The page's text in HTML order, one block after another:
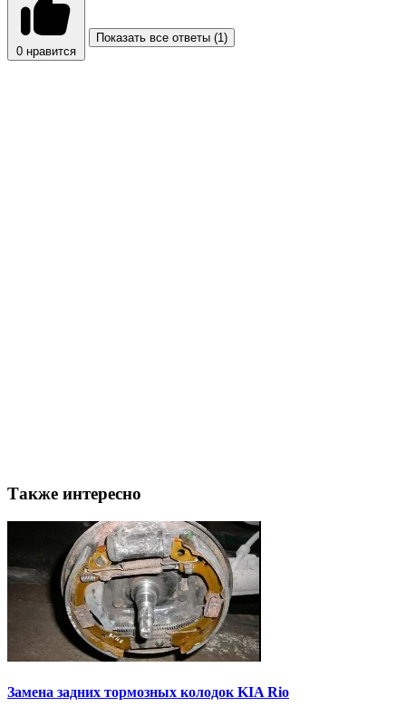
0 нравится
Показать все ответы (1)
Также интересно
Замена задних тормозных колодок KIA Rio